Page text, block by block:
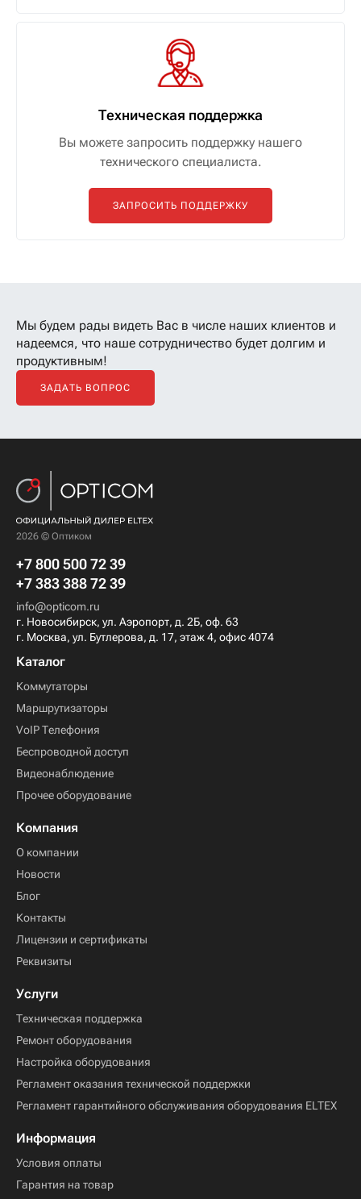
Техническая поддержка
Вы можете запросить поддержку нашего
технического специалиста.
ЗАПРОСИТЬ ПОДДЕРЖКУ
Мы будем рады видеть Вас в числе наших клиентов и
надеемся, что наше сотрудничество будет долгим и
продуктивным!
ЗАДАТЬ ВОПРОС
2026 © Оптиком
+7 800 500 72 39
+7 383 388 72 39
info@opticom.ru
г. Новосибирск, ул. Аэропорт, д. 2Б, оф. 63
г. Москва, ул. Бутлерова, д. 17, этаж 4, офис 4074
Каталог
Коммутаторы
Маршрутизаторы
VoIP Телефония
Беспроводной доступ
Видеонаблюдение
Прочее оборудование
Компания
О компании
Новости
Блог
Контакты
Лицензии и сертификаты
Реквизиты
Услуги
Техническая поддержка
Ремонт оборудования
Настройка оборудования
Регламент оказания технической поддержки
Регламент гарантийного обслуживания оборудования ELTEX
Информация
Условия оплаты
Гарантия на товар